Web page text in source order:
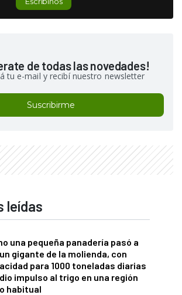
de todas las novedades!
tu e-mail y recibí nuestro newsletter
Suscribirme
leídas
una pequeña panadería pasó a
gigante de la molienda, con
para 1000 toneladas diarias
impulso al trigo en una región
habitual